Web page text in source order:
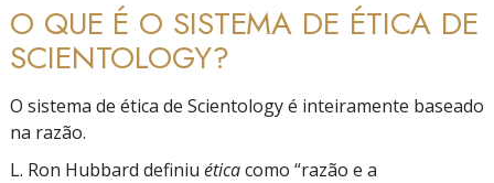
O QUE É O SISTEMA DE ÉTICA DE
SCIENTOLOGY?
O sistema de ética de Scientology é inteiramente baseado
na razão.
L. Ron Hubbard definiu éticacomo “razão e a